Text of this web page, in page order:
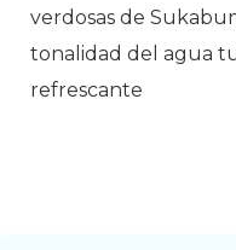
verdosas de
tonalidad del agua
refrescante